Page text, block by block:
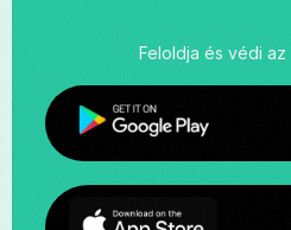
Feloldja és védi